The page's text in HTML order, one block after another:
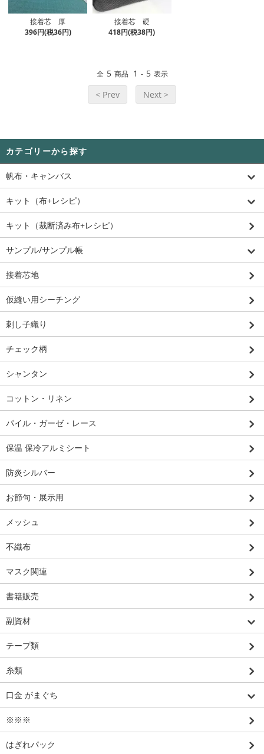
接着芯 厚
396円(税36円)
接着芯 硬
418円(税38円)
全 5 商品 1 - 5 表示
< Prev Next >
カテゴリーから探す
帆布・キャンバス
キット（布+レシピ）
キット（裁断済み布+レシピ）
サンプル/サンプル帳
接着芯地
仮縫い用シーチング
刺し子織り
チェック柄
シャンタン
コットン・リネン
パイル・ガーゼ・レース
保温 保冷アルミシート
防炎シルバー
お節句・展示用
メッシュ
不織布
マスク関連
書籍販売
副資材
テープ類
糸類
口金 がまぐち
※※※
はぎれパック